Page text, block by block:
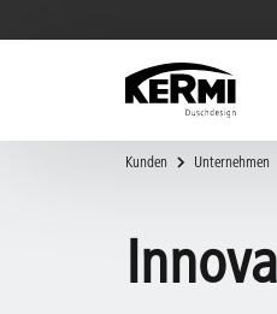
Kunden Unternehmen